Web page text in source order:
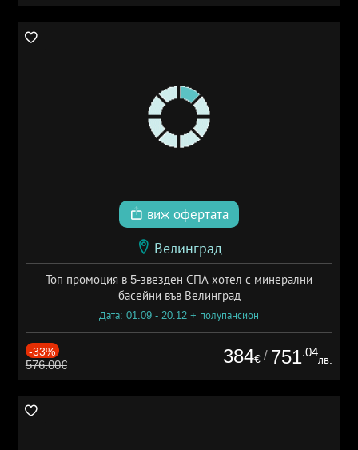
виж офертата
Велинград
Топ промоция в 5-звезден СПА хотел с минерални
басейни във Велинград
Дата: 01.09 - 20.12 + полупансион
-33%
576.00€ 384€ / 751.04
лв.